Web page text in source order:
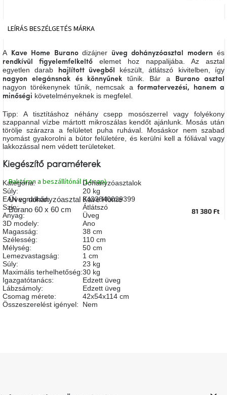
asztalon
A
tűz
mellett
ülve
belső
tér
Woodman
Anyák
napja
Egy
étkező,
amely
szórakoztat!
A
8.
születésnap
megünneplése
Üveg dohányzóasztal Kave Home
Burano 60 x 60 cm
Raktáron a beszállítónál (14 nap)
81 380 Ft
LEÍRÁS BESZÉLGETÉS MÁRKA
AKave Home Burano dizájner üveg dohányzóasztal modern és
rendkívül figyelemfelkeltő elemet hoz nappalijába. Az asztal
egyetlen darab
hajlított üvegből készült, átlátszó kivitelben, így
nagyon elegánsnak és könnyűnektűnik. Bár a Burano asztal
nagyon törékenynek tűnik, nemcsak aformatervezési, hanem a
minőségi követelményeknek is megfelel.
Tipp: A tisztításhoz néhány csepp mosószerrel vagy folyékony
szappannal vízbe mártott mikroszálas kendőt ajánlunk. Mosás után
törölje szárazra a felületet puha ruhával. Mosáskor nem szabad
nyomást gyakorolni a bútor felületére, és kerülni kell a fóliával vagy
lakkozással nem védett területeket.
Kiegészítő paraméterek
Kategória:
Dohányzóasztalok
Súly:
20 kg
EAN vonalkód:
8433840029399
Szín:
Átlátszó
Anyag:
Üveg
3D modely:
Ano
Magasság:
38 cm
Szélesség:
110 cm
Mélység:
50 cm
Lemezvastagság:
1 cm
Súly:
23 kg
Maximális terhelhetőség:30 kg
Igazgatótanács:
Edzett üveg
Lábzsámoly:
Edzett üveg
Csomag mérete:
42x54x114 cm
Összeszerelést igényel: Nem